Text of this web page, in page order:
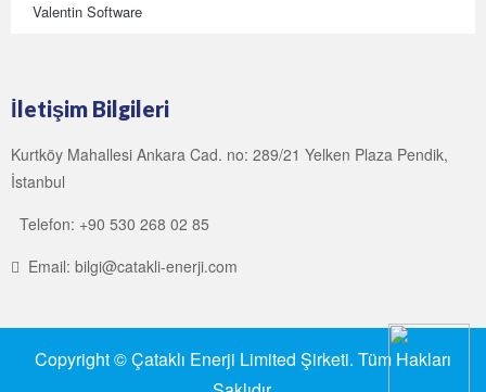
Valentin Software
İletişim Bilgileri
Kurtköy Mahallesi Ankara Cad. no: 289/21 Yelken Plaza Pendik,
İstanbul
Telefon: +90 530 268 02 85
Email: bilgi@catakli-enerji.com
Copyright © Çataklı Enerji Limited Şirketi. Tüm Hakları